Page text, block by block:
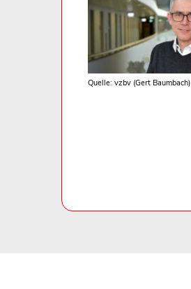
Quelle: vzbv (Gert Baumbach)